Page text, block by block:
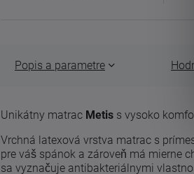
Popis a parametre
Unikátny matrac Metis s vysoko
Vrchná latexová vrstva matrac s
pre váš spánok a zároveň má mierne
sa vyznačuje antibakteriálnymi